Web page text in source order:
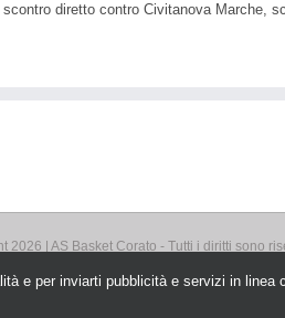
diretto contro Civitanova Marche,
2026 | AS Basket Corato - Tutti i diritti sono
FacebookInstagramYouTube
e per inviarti pubblicità e servizi in linea